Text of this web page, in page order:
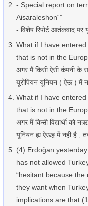
- Special report on
Aisaraleshon“”
- विशेष रिपोर्ट आतंकवाद पर
What if I have
that is not in the
अगर मैं किसी ऐसी कंपनी के
यूरोपियन यूनियन ( ऐऊ ) में
What if I have
that is not in the
अगर मैं किसी विद्यार्थी को
यूनियन ह्य ऐऊहृ में नही है ,
(4) Erdoğan
has not allowed
“hesitant because
they want when
implications are that